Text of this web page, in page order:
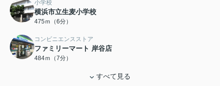
小学校
横浜市立生麦小学校
475ｍ（6分）
コンビニエンスストア
ファミリーマート 岸谷店
484ｍ（7分）
すべて見る